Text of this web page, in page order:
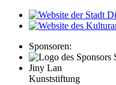
Sponsoren:
Jiny Lan
Kunststiftung